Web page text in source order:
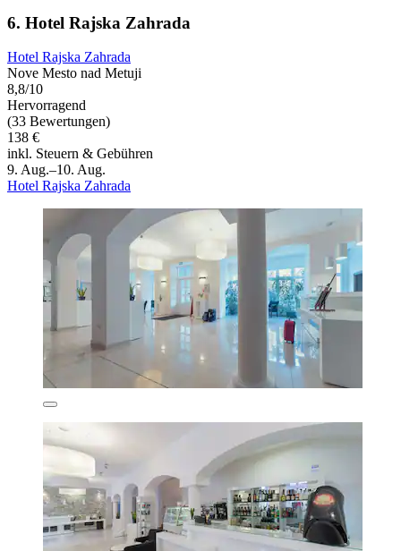
6. Hotel Rajska Zahrada
Hotel Rajska Zahrada
Nove Mesto nad Metuji
8,8/10
Hervorragend
(33 Bewertungen)
138 €
inkl. Steuern & Gebühren
9. Aug.–10. Aug.
Hotel Rajska Zahrada